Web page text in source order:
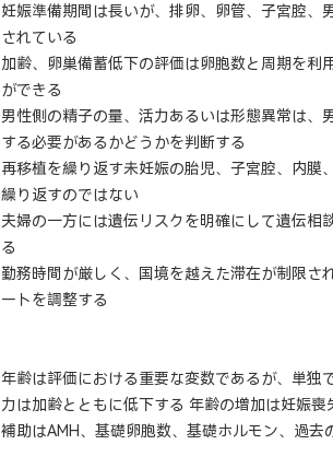
妊娠準備期間は長いが、排卵、卵管、子宮腔
されている
加齢、卵巣備蓄低下の評価は卵胞数と周期を利
ができる
男性側の精子の量、活力あるいは形態異常は、
する必要があるかどうかを判断する
再移植を繰り返す未妊娠の胎児、子宮腔、内膜
繰り返すのではない
夫婦の一方には遺伝リスクを明確にして遺伝相
る
勤務時間が厳しく、国境を越えた滞在が制限さ
ートを調整する
年齢は評価における重要な変数であるが、単独
力は加齢とともに低下する 年齢の増加は妊娠
補助はAMH、基礎卵胞数、基礎ホルモン、過去